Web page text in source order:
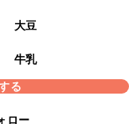
大豆
牛乳
る
ロー